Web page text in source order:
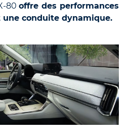
80offre des performances
conduite dynamique.